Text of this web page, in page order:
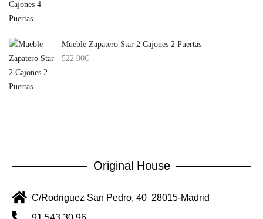
Mueble Zapatero Star 2 Cajones 2 Puertas
522.00€
Original House
C/Rodriguez San Pedro, 40 28015-Madrid